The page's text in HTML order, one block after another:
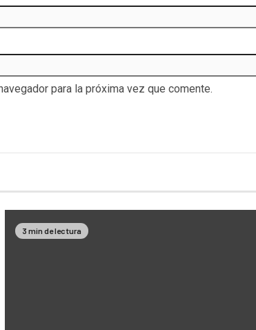
para la próxima vez que comente.
3 min de lectura